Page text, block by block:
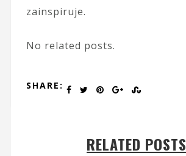
zainspiruje.
No related posts.
SHARE:
RELATED POSTS